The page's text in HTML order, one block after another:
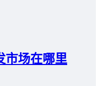
市场在哪里